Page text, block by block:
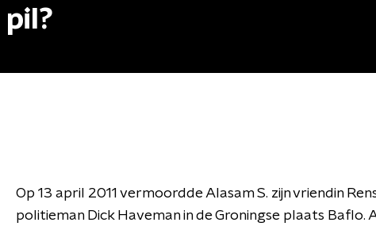
Op 13 april 2011 vermoordde Alasam S. zijn vriendin
politieman Dick Haveman in de Groningse plaats